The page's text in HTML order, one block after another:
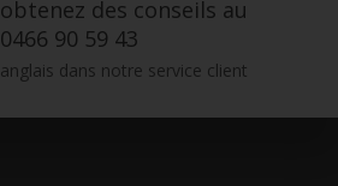
des conseils au
0466 90 59 43
dans notre service client